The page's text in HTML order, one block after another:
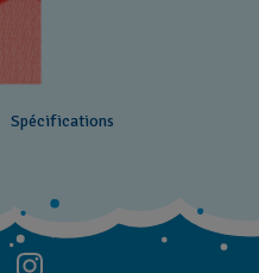
Spécifications